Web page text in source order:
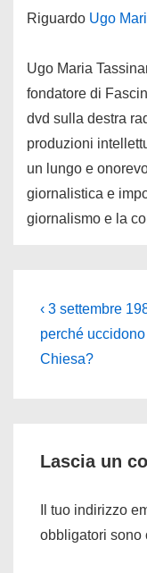
Riguardo Ugo
Ugo Maria
fondatore di
dvd sulla destra
produzioni
un lungo e
giornalistica e
giornalismo e la
articoli
L'articolo
precedente
è
‹ 3 settembre
perché
Chiesa?
Lascia un
Il tuo indirizzo
obbligatori sono